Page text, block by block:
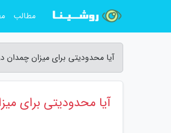
آیا محدودیتی برای میزان
آیا محدودیتی برای
مطالب